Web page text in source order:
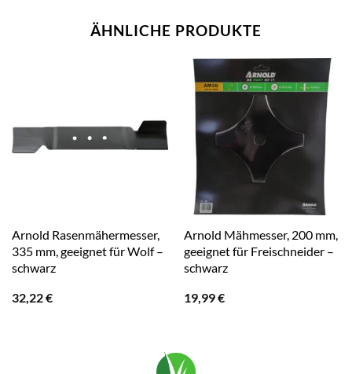
ÄHNLICHE PRODUKTE
Arnold Rasenmähermesser,
335 mm, geeignet für Wolf –
schwarz
32,22€
Arnold Mähmesser, 200 mm,
geeignet für Freischneider –
schwarz
19,99€